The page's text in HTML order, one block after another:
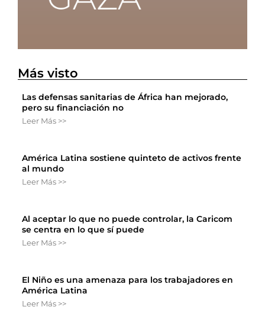
Más visto
Las defensas sanitarias de África han mejorado,
pero su financiación no
Leer Más >>
América Latina sostiene quinteto de activos frente
al mundo
Leer Más >>
Al aceptar lo que no puede controlar, la Caricom
se centra en lo que sí puede
Leer Más >>
El Niño es una amenaza para los trabajadores en
América Latina
Leer Más >>